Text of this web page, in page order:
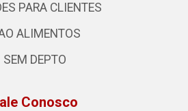
PARA CLIENTES
ALIMENTOS
SEM DEPTO
Conosco